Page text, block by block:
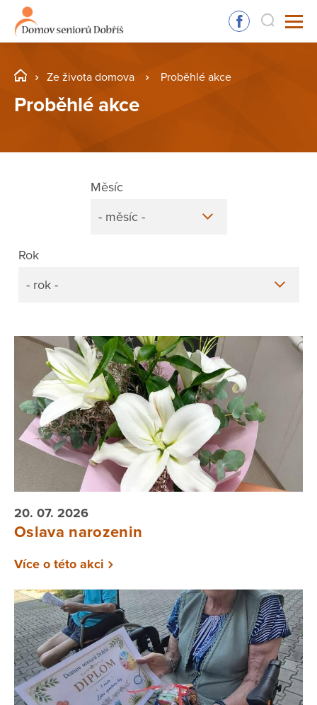
Ze života domova Proběhlé akce
Proběhlé akce
Rok
- rok -
Měsíc
- měsíc -
20. 07. 2026
Oslava narozenin
Více o této akci